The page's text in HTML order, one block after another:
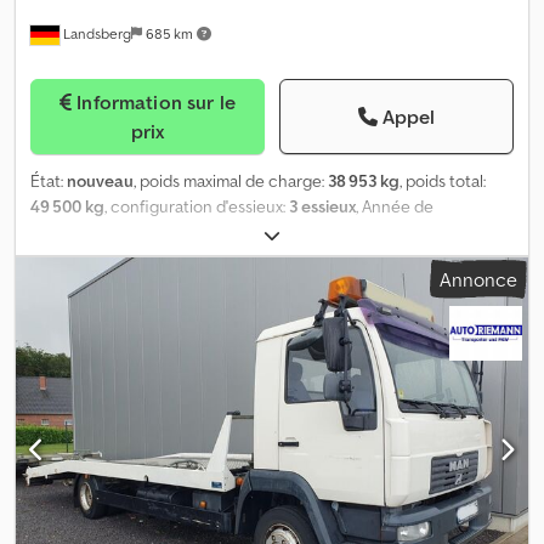
Landsberg 685 km
prix
Appel
État: nouveau, poids maximal de charge: 38 953 kg, poids total:
49 500 kg, configuration d'essieux: 3 essieux, Année de
, MAX100-N-3B-9.30-U Caractéristiques
techniques Vitesse : 80 km/h Poids total : 49 500 kg Charge sur la
sellette : 18 000 kg Charge par essieu : 31 500 kg Poids à vide (+/- 3
%) : 10 547 kg Charge utile (environ) : 38 953 kg Longueur du col
de cygne : 3 850 mm Hauteur de la sellette en charge : 1 200 mm
Longueur de la surface de chargement : 9 300 mm Extension : 0
mm Empattement : 1 360 mm Rayon de braquage arrière : 2 300
mm Hauteur de chargement à charge maximale : 860 mm Largeur
totale : 2 540 mm Débattement de la suspension : -55 / +145 mm
Description technique Col de cygne : Col de cygne avec coins
avant biseautés à 45° et biseau arrière d’environ 750 mm x 10°. 3
paires d’anneaux d’arrimage (capacité de 5 000 daN). Plancher en
bois dur de 30 mm d’épaisseur. Surface de chargement : Surface
Annonce